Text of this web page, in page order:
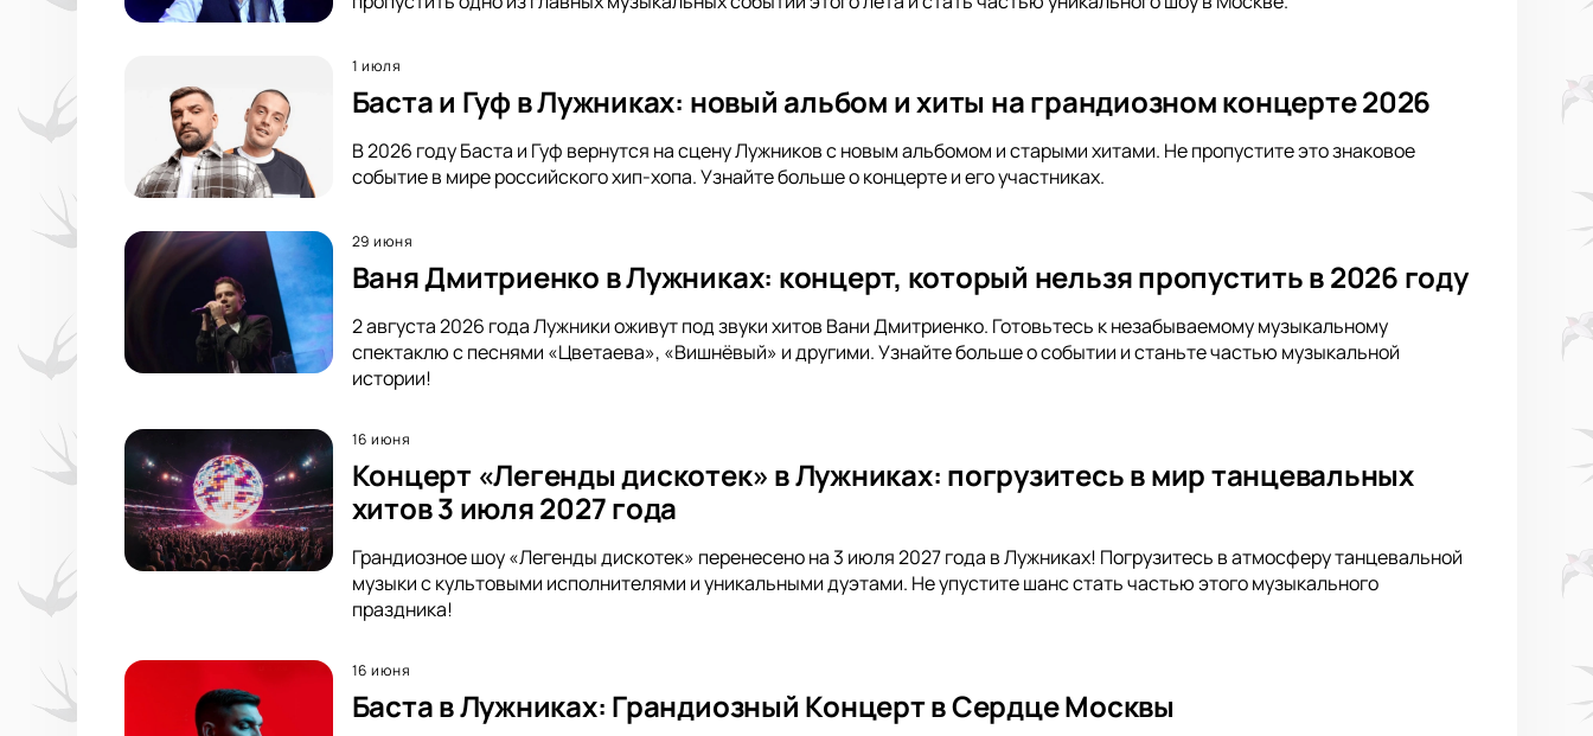
1 июля
Баста и Гуф в Лужниках: новый альбом и хиты на грандиозном концерте 2026
В 2026 году Баста и Гуф вернутся на сцену Лужников с новым альбомом и старыми хитами. Не пропустите это знаковое
событие в мире российского хип-хопа. Узнайте больше о концерте и его участниках.
29 июня
Ваня Дмитриенко в Лужниках: концерт, который нельзя пропустить в 2026 году
2 августа 2026 года Лужники оживут под звуки хитов Вани Дмитриенко. Готовьтесь к незабываемому музыкальному
спектаклю с песнями «Цветаева», «Вишнёвый» и другими. Узнайте больше о событии и станьте частью музыкальной
истории!
16 июня
Концерт «Легенды дискотек» в Лужниках: погрузитесь в мир танцевальных
хитов 3 июля 2027 года
Грандиозное шоу «Легенды дискотек» перенесено на 3 июля 2027 года в Лужниках! Погрузитесь в атмосферу танцевальной
музыки с культовыми исполнителями и уникальными дуэтами. Не упустите шанс стать частью этого музыкального
праздника!
16 июня
Баста в Лужниках: Грандиозный Концерт в Сердце Москвы